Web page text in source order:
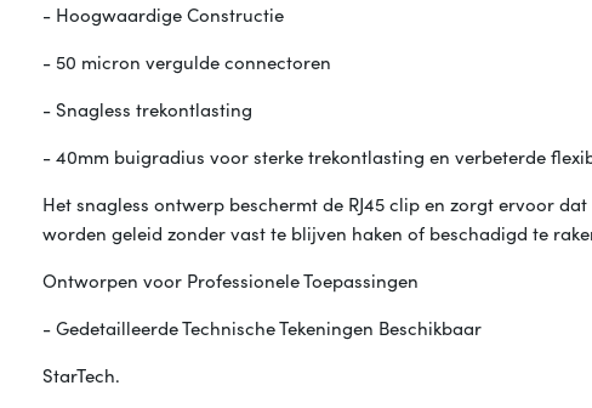
- Hoogwaardige Constructie
- 50 micron vergulde connectoren
- Snagless trekontlasting
- 40mm buigradius voor sterke trekontlasting en verbeterde
Het snagless ontwerp beschermt de RJ45 clip en zorgt ervoor
worden geleid zonder vast te blijven haken of beschadigd te
Ontworpen voor Professionele Toepassingen
- Gedetailleerde Technische Tekeningen Beschikbaar
StarTech.